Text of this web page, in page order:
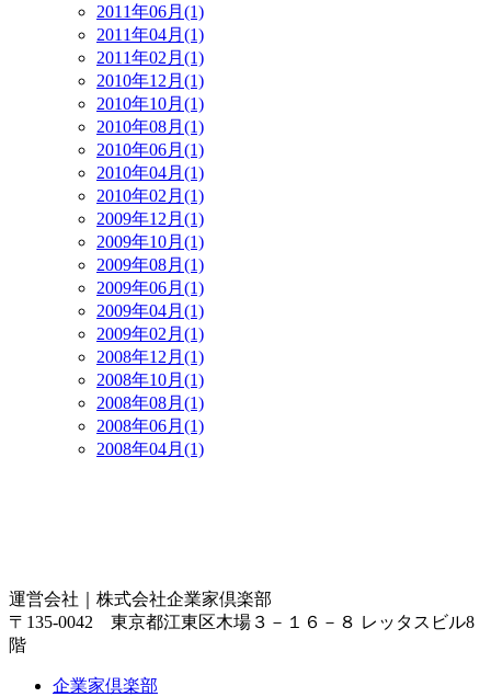
2011年06月(1)
2011年04月(1)
2011年02月(1)
2010年12月(1)
2010年10月(1)
2010年08月(1)
2010年06月(1)
2010年04月(1)
2010年02月(1)
2009年12月(1)
2009年10月(1)
2009年08月(1)
2009年06月(1)
2009年04月(1)
2009年02月(1)
2008年12月(1)
2008年10月(1)
2008年08月(1)
2008年06月(1)
2008年04月(1)
運営会社｜ 株式会社企業家倶楽部
〒135-0042 東京都江東区木場３－１６－８ レッタスビル8
階
企業家倶楽部